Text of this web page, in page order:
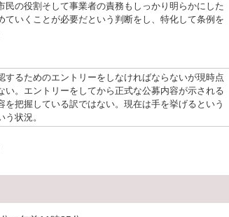
民の役割そして事業者の責務もしっかり明らかにした
ていくことが必要だという判断をし、特化して条例を
るためのエントリーをしなければならないが現時点
い。エントリーをしてから正式な公募内容が示される
を把握している訳ではない。現在は手を挙げるという
状況。